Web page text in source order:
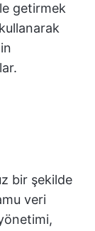
getirmek
bir şekilde
veri